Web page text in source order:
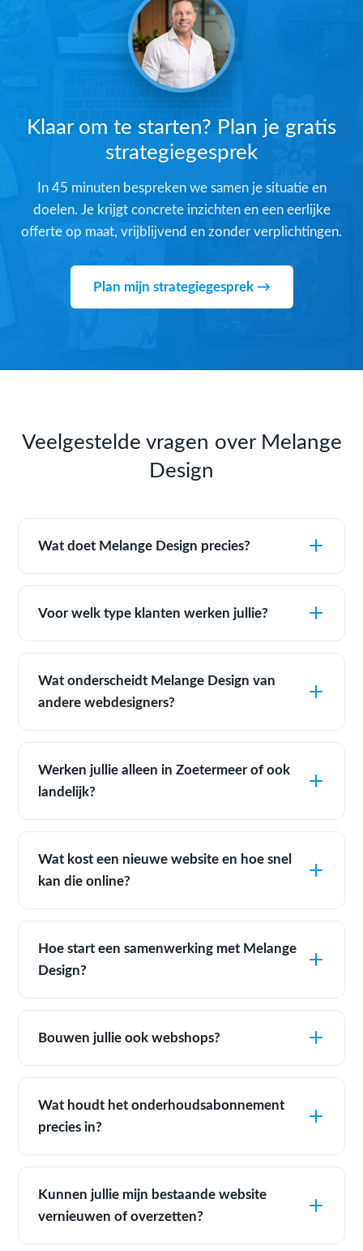
Klaar om te starten? Plan je gratis
strategiegesprek
In 45 minuten bespreken we samen je situatie en
doelen. Je krijgt concrete inzichten en een eerlijke
offerte op maat, vrijblijvend en zonder verplichtingen.
Plan mijn strategiegesprek →
Veelgestelde vragen over Melange
Design
Wat doet Melange Design precies?
Voor welk type klanten werken jullie?
Wat onderscheidt Melange Design van
andere webdesigners?
Werken jullie alleen in Zoetermeer of ook
landelijk?
Wat kost een nieuwe website en hoe snel
kan die online?
Hoe start een samenwerking met Melange
Design?
Bouwen jullie ook webshops?
Wat houdt het onderhoudsabonnement
precies in?
Kunnen jullie mijn bestaande website
vernieuwen of overzetten?